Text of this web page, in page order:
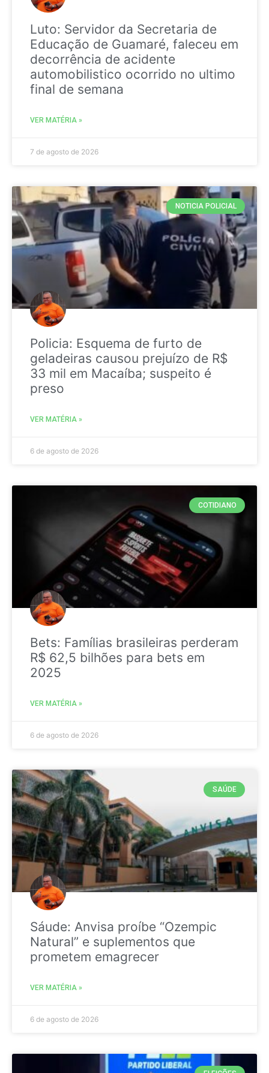
Luto: Servidor da Secretaria de
Educação de Guamaré, faleceu em
decorrência de acidente
automobilistico ocorrido no ultimo
final de semana
VER MATÉRIA »
7 de agosto de 2026
NOTICIA POLICIAL
Policia: Esquema de furto de
geladeiras causou prejuízo de R$
33 mil em Macaíba; suspeito é
preso
VER MATÉRIA »
6 de agosto de 2026
COTIDIANO
Bets: Famílias brasileiras perderam
R$ 62,5 bilhões para bets em
2025
VER MATÉRIA »
6 de agosto de 2026
SAÚDE
Sáude: Anvisa proíbe “Ozempic
Natural” e suplementos que
prometem emagrecer
VER MATÉRIA »
6 de agosto de 2026